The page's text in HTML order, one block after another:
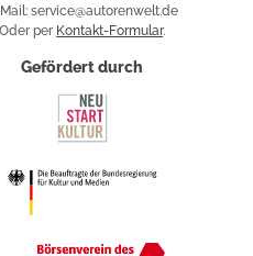
Mail: service@autorenwelt.de
Oder per Kontakt-Formular.
Gefördert durch